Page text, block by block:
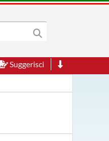
Suggerisci